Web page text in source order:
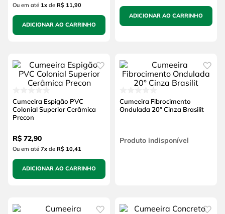
Ou em até 1xde R$ 11,90
ADICIONAR AO CARRINHO
ADICIONAR AO CARRINHO
Cumeeira Espigão PVC
Colonial Superior Cerâmica
Precon
R$ 72,90
Ou em até 7xde R$ 10,41
ADICIONAR AO CARRINHO
Cumeeira Fibrocimento
Ondulada 20° Cinza Brasilit
Produto indisponível